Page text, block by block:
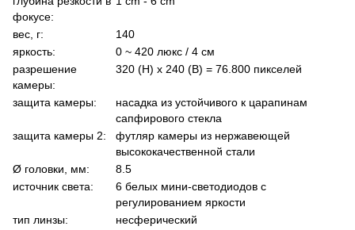
фокусе:
вес, г:
140
яркость:
0 ~ 420 люкс / 4 cм
разрешение
камеры:
320 (H) x 240 (В) = 76.800 пикселей
защита камеры:
насадка из устойчивого к царапинам
сапфирового стекла
защита камеры 2:
футляр камеры из нержавеющей
высококачественной стали
Ø головки, мм:
8.5
источник света:
6 белых мини-светодиодов с
регулированием яркости
тип линзы:
несферический